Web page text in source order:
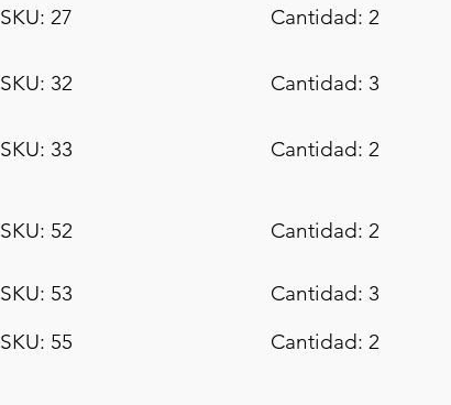
SKU: 27 Cantidad: 2
SKU: 32 Cantidad: 3
SKU: 33 Cantidad: 2
SKU: 52 Cantidad: 2
SKU: 53 Cantidad: 3
SKU: 55 Cantidad: 2